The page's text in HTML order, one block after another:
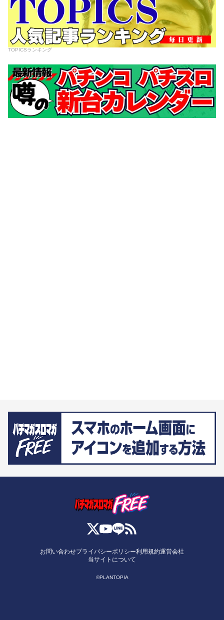
TOPICSランキング
お問い合わせプライバシーポリシー利用規約運営会社
当サイトについて
©PLANTOPIA